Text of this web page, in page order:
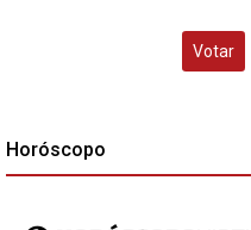
Votar
Horóscopo